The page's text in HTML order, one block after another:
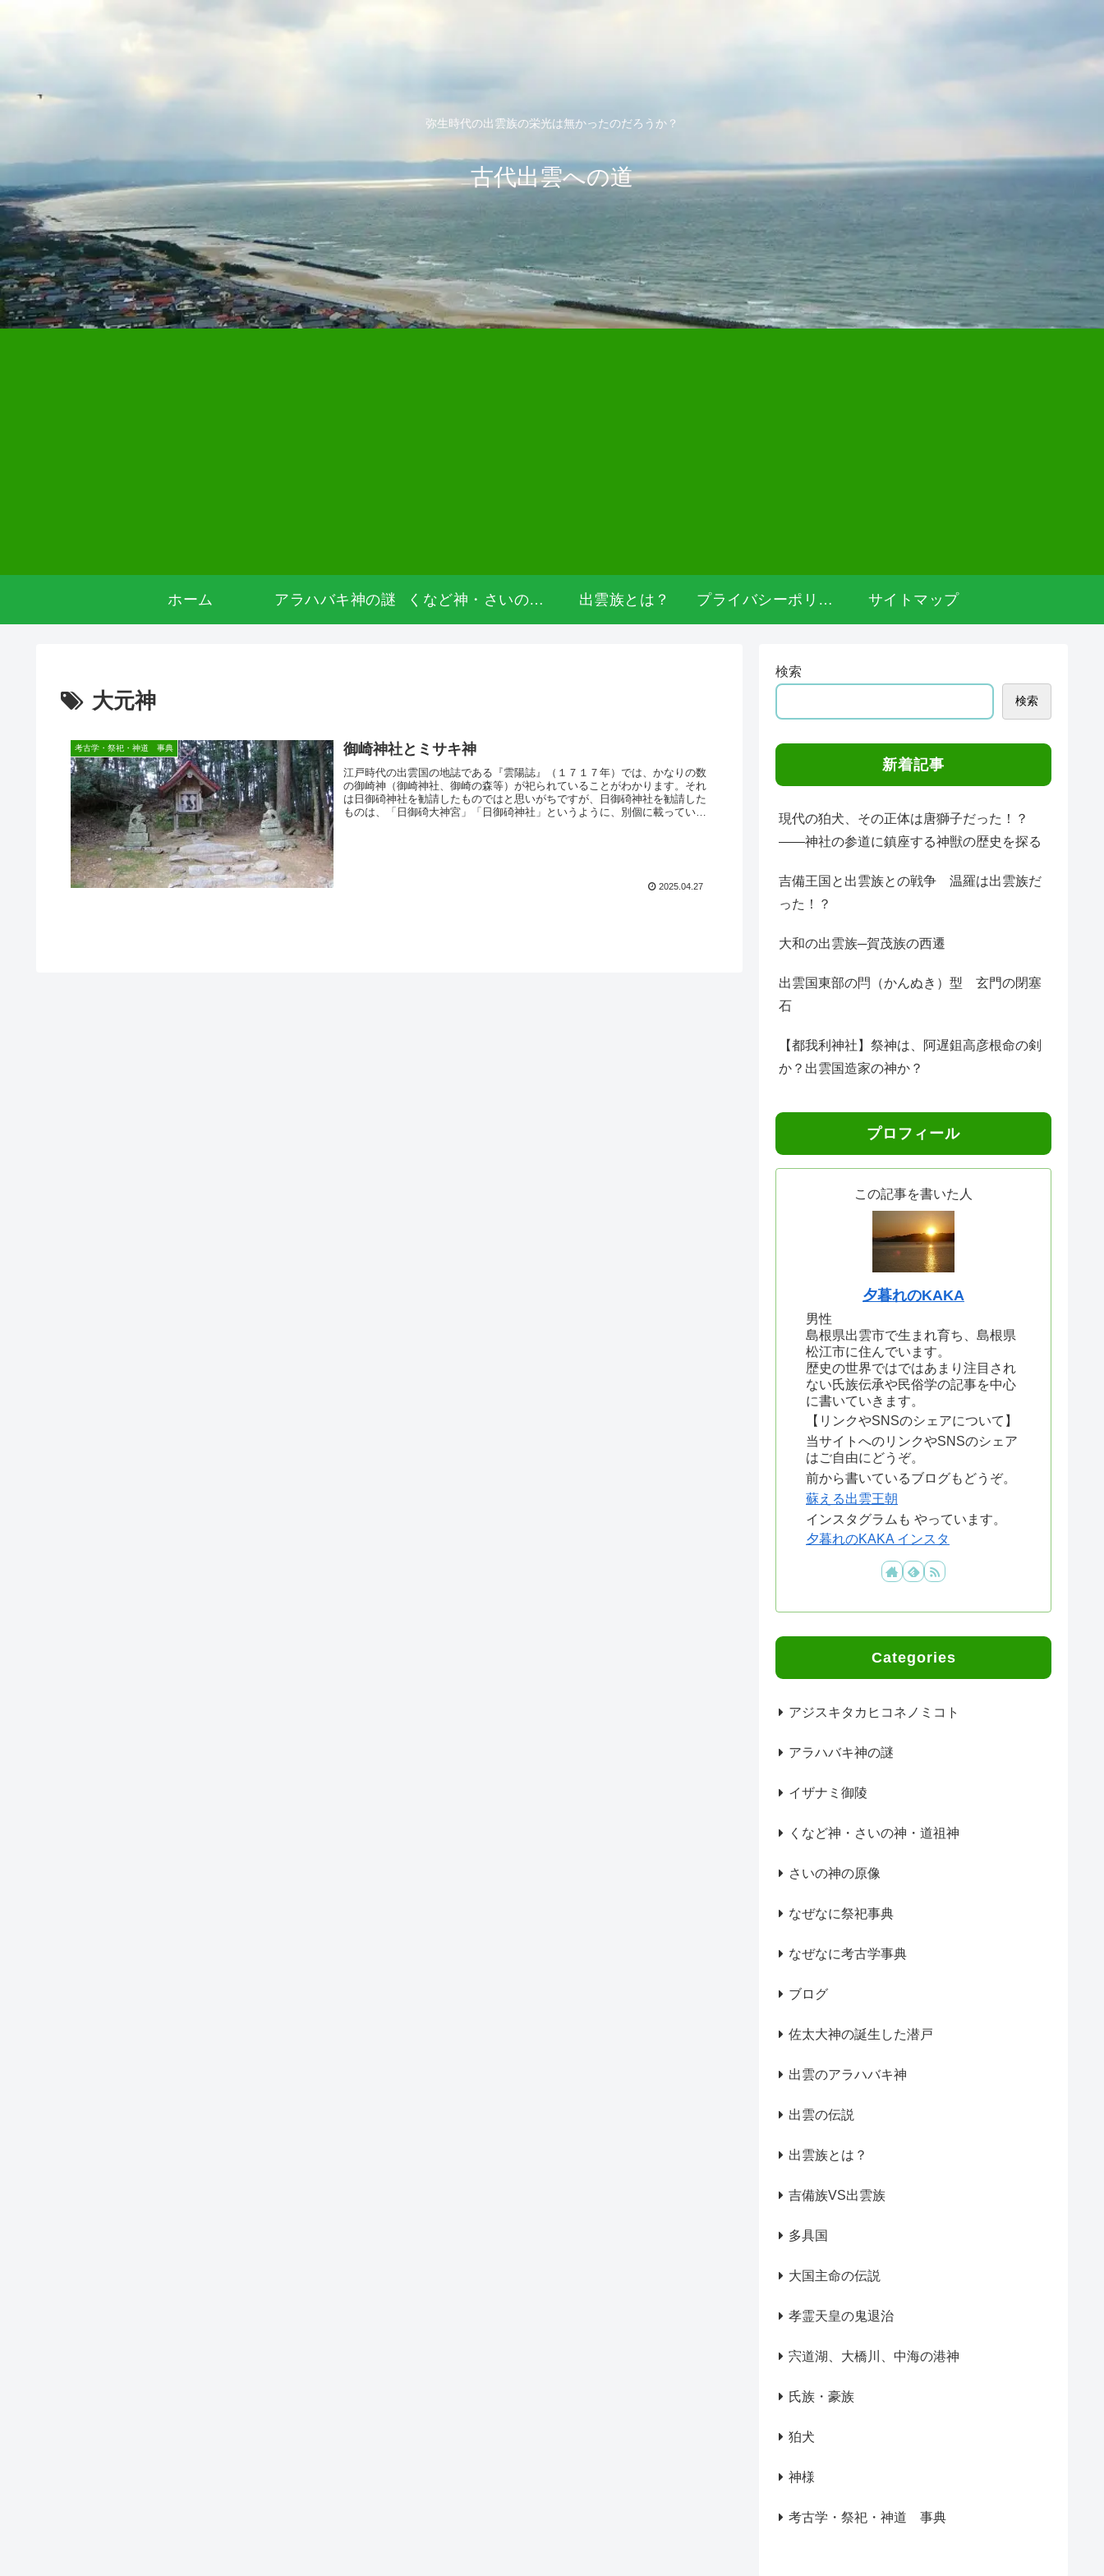
弥生時代の出雲族の栄光は無かったのだろうか？
古代出雲への道
ホーム アラハバキ神の謎 くなど神・さいの神・道祖神 出雲族とは？ プライバシーポリシー サイトマップ
大元神
考古学・祭祀・神道 事典 御崎神社とミサキ神
江戸時代の出雲国の地誌である『雲陽誌』（１７１７年）では、かなりの数
の御崎神（御崎神社、御崎の森等）が祀られていることがわかります。それ
は日御碕神社を勧請したものではと思いがちですが、日御碕神社を勧請した
ものは、「日御碕大神宮」「日御碕神社」というように、別個に載っていま
2025.04.27
検索
検索
新着記事
現代の狛犬、その正体は唐獅子だった！？
――神社の参道に鎮座する神獣の歴史を探る
吉備王国と出雲族との戦争 温羅は出雲族だ
った！？
大和の出雲族─賀茂族の西遷
出雲国東部の閂（かんぬき）型 玄門の閉塞
石
【都我利神社】祭神は、阿遅鉏高彦根命の剣
か？出雲国造家の神か？
プロフィール
この記事を書いた人
夕暮れのKAKA
男性
島根県出雲市で生まれ育ち、島根県
松江市に住んでいます。
歴史の世界ではではあまり注目され
ない氏族伝承や民俗学の記事を中心
に書いていきます。
【リンクやSNSのシェアについて】
当サイトへのリンクやSNSのシェア
はご自由にどうぞ。
前から書いているブログもどうぞ。
蘇える出雲王朝
インスタグラムも やっています。
夕暮れのKAKA インスタ
Categories
アジスキタカヒコネノミコト
アラハバキ神の謎
イザナミ御陵
くなど神・さいの神・道祖神
さいの神の原像
なぜなに祭祀事典
なぜなに考古学事典
ブログ
佐太大神の誕生した潜戸
出雲のアラハバキ神
出雲の伝説
出雲族とは？
吉備族VS出雲族
多具国
大国主命の伝説
孝霊天皇の鬼退治
宍道湖、大橋川、中海の港神
氏族・豪族
狛犬
神様
考古学・祭祀・神道 事典